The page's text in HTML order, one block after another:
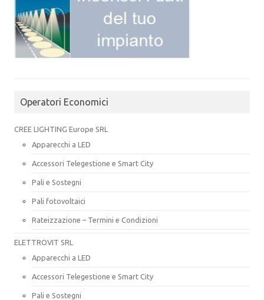
Operatori Economici
CREE LIGHTING Europe SRL
Apparecchi a LED
Accessori Telegestione e Smart City
Pali e Sostegni
Pali fotovoltaici
Rateizzazione – Termini e Condizioni
ELETTROVIT SRL
Apparecchi a LED
Accessori Telegestione e Smart City
Pali e Sostegni